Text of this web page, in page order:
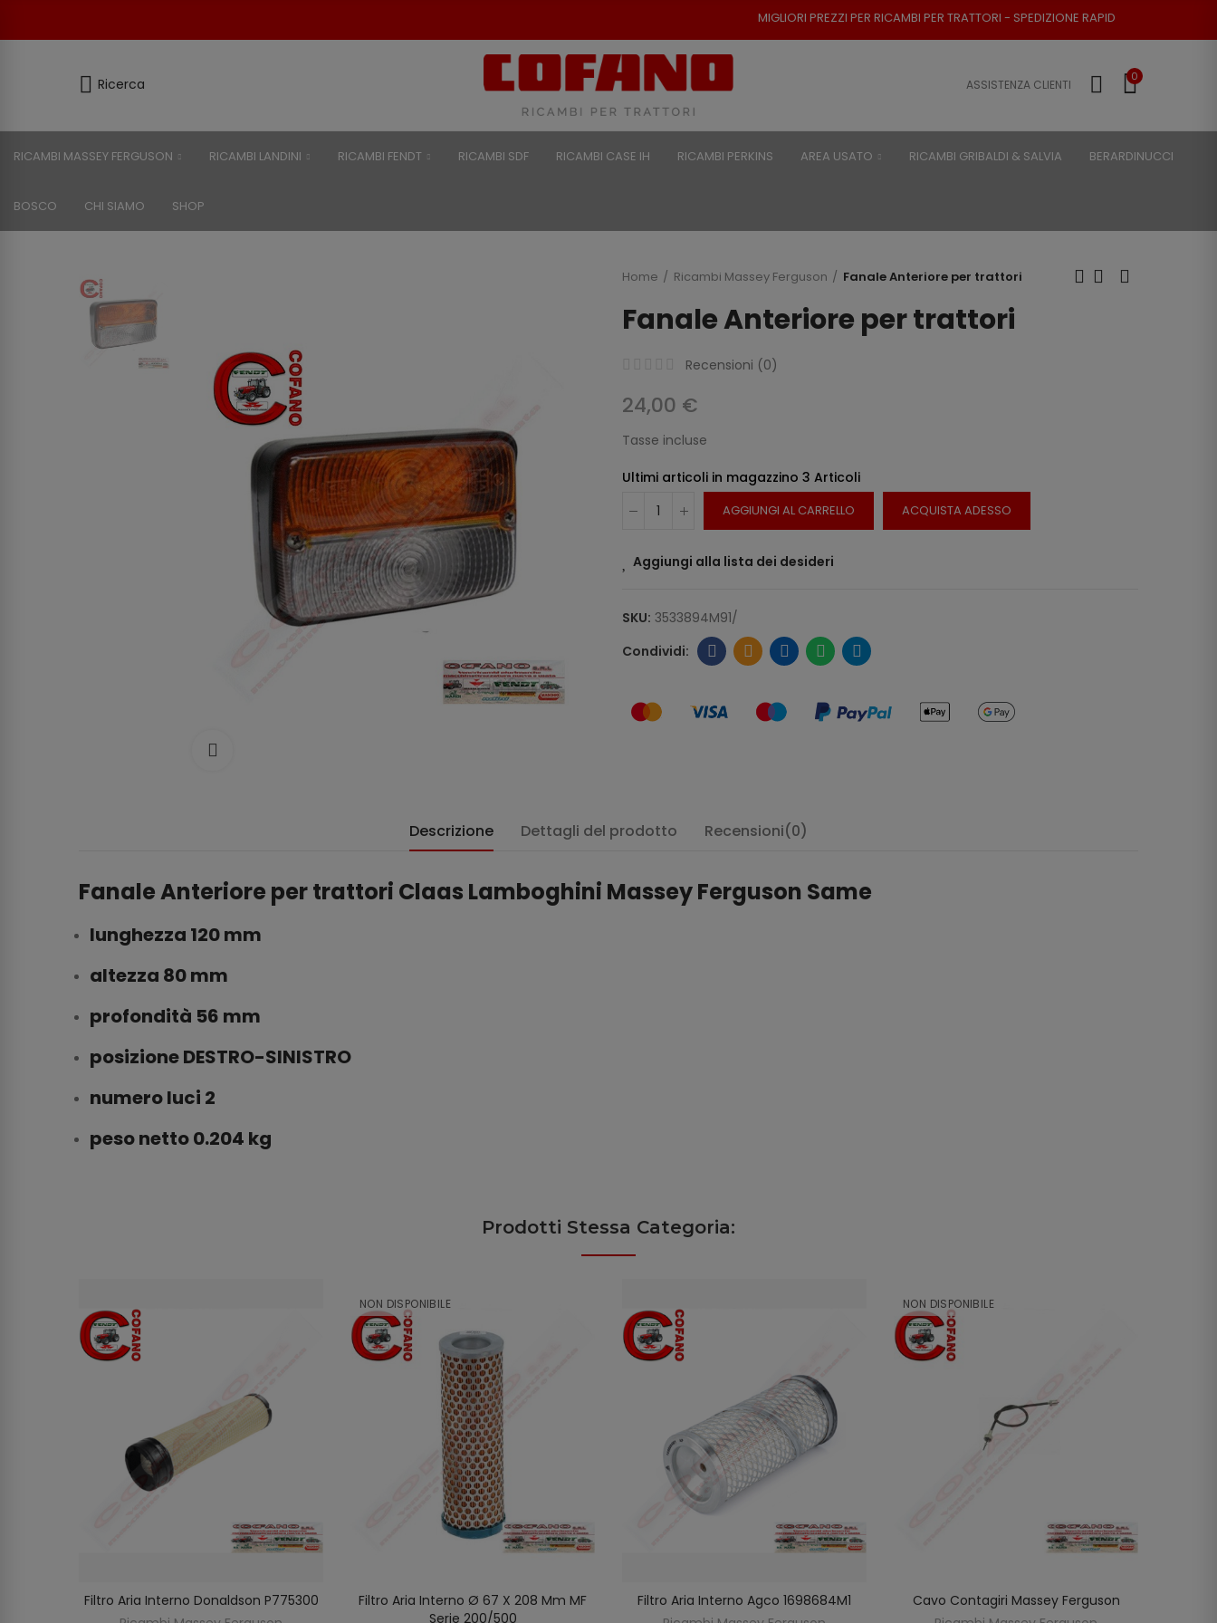
MIGLIORI PREZZI PER RICAMBI PER TRATTORI - SPEDIZIONE RAPIDA - RESO POSSIBILE
Ricerca ASSISTENZA CLIENTI
0
RICAMBI MASSEY FERGUSON RICAMBI LANDINI RICAMBI FENDT RICAMBI SDF RICAMBI CASE IH RICAMBI PERKINS AREA USATO RICAMBI GRIBALDI & SALVIA BERARDINUCCI
BOSCO CHI SIAMO SHOP
Home Ricambi Massey Ferguson Fanale Anteriore per trattori
Fanale Anteriore per trattori
Recensioni (0)
24,00 €
Tasse incluse
Ultimi articoli in magazzino 3 Articoli
AGGIUNGI AL CARRELLO ACQUISTA ADESSO
Aggiungi alla lista dei desideri
SKU: 3533894M91/
Descrizione Dettagli del prodotto Recensioni(0)
Fanale Anteriore per trattori Claas Lamboghini Massey Ferguson Same
lunghezza 120mm
altezza 80mm
profondità 56 mm
posizioneDESTRO-SINISTRO
numero luci 2
peso netto0.204 kg
Prodotti Stessa Categoria:
AGGIUNGI AL CARRELLO
Filtro Aria Interno Donaldson P775300
NON DISPONIBILE
SCOPRIRE
Filtro Aria Interno Ø 67 X 208 Mm MF
Serie 200/500
AGGIUNGI AL CARRELLO
Filtro Aria Interno Agco 1698684M1
NON DISPONIBILE
SCOPRIRE
Cavo Contagiri Massey Ferguson